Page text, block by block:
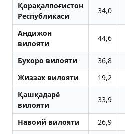
Қорақалпоғистон
Республикаси
34,0
Aндижон
вилояти
44,6
Бухоро вилояти 36,8
Жиззах вилояти
19,2
Қашқадарё
вилояти
33,9
Навоий вилояти 26,9